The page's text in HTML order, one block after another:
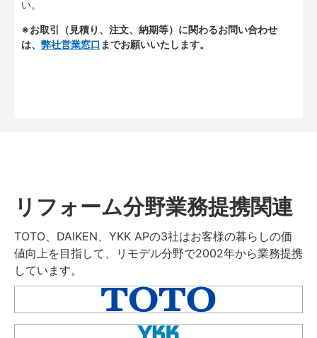
い。
※お取引（見積り、注文、納期等）に関わるお問い合わせ
は、 弊社営業窓口 までお願いいたします。
リフォーム分野業務提携関連
TOTO、DAIKEN、YKK APの3社はお客様の暮らしの価
値向上を目指して、リモデル分野で2002年から業務提携
しています。